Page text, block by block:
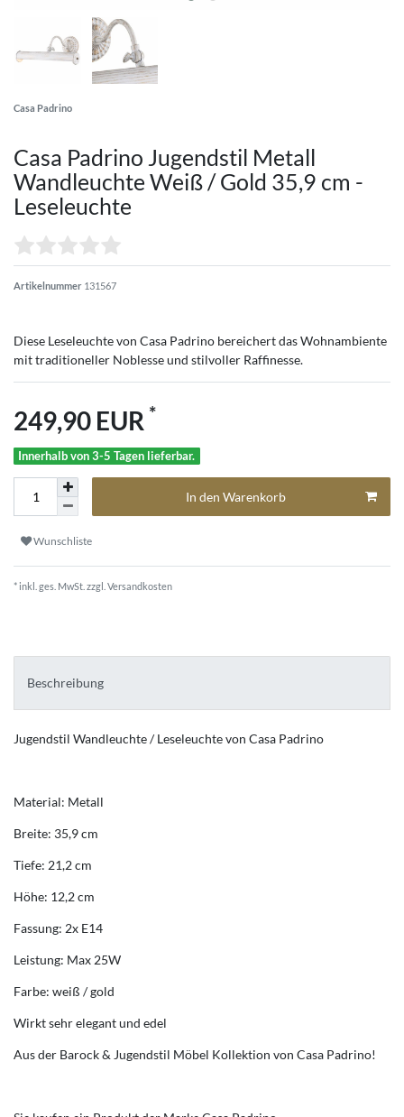
Casa Padrino
Casa Padrino Jugendstil Metall
Wandleuchte Weiß / Gold 35,9 cm -
Leseleuchte
Artikelnummer 131567
Diese Leseleuchte von Casa Padrino bereichert das Wohnambiente
mit traditioneller Noblesse und stilvoller Raffinesse.
249,90 EUR *
Innerhalb von 3-5 Tagen lieferbar.
In den Warenkorb
Wunschliste
* inkl. ges. MwSt. zzgl. Versandkosten
Beschreibung
Jugendstil Wandleuchte / Leseleuchte von Casa Padrino
Material: Metall
Breite: 35,9 cm
Tiefe: 21,2 cm
Höhe: 12,2 cm
Fassung: 2x E14
Leistung: Max 25W
Farbe: weiß / gold
Wirkt sehr elegant und edel
Aus der Barock & Jugendstil Möbel Kollektion von Casa Padrino!